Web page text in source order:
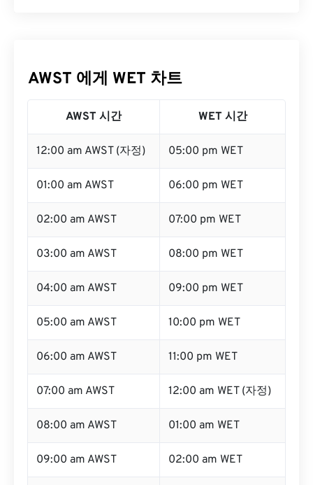
AWST 에게 WET 차트
AWST 시간 WET 시간
12:00 am AWST (자정) 05:00 pm WET
01:00 am AWST 06:00 pm WET
02:00 am AWST 07:00 pm WET
03:00 am AWST 08:00 pm WET
04:00 am AWST 09:00 pm WET
05:00 am AWST 10:00 pm WET
06:00 am AWST 11:00 pm WET
07:00 am AWST 12:00 am WET (자정)
08:00 am AWST 01:00 am WET
09:00 am AWST 02:00 am WET